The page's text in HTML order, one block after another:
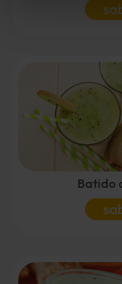
Batido